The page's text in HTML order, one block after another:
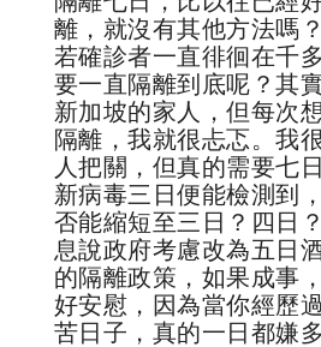
離，就沒有其他方法嗎
若確診者一直徘徊在千
要一直隔離到底呢？其
新加坡的家人，但每次
隔離，我就很忐忑。我
人把關，但真的需要七
新病毒三日便能檢測到
否能縮短至三日？四日
息說政府考慮改為五日
的隔離政策，如果成事
好安慰，因為當你經歷
苦日子，真的一日都嫌多